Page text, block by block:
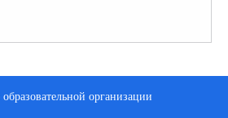
организации